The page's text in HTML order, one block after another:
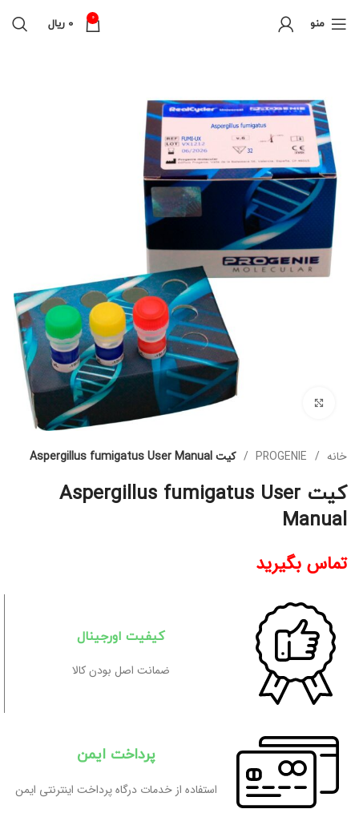
منو 0
0 ریال
برای بزرگنمایی کلیک کنید
خانه PROGENIE کیت Aspergillus fumigatus User Manual
کیت Aspergillus fumigatus User
Manual
تماس بگیرید
کیفیت اورجینال
ضمانت اصل بودن کالا
پرداخت ایمن
استفاده از خدمات درگاه پرداخت اینترنتی ایمن